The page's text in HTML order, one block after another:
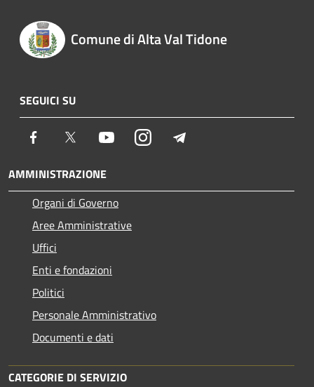
Comune di Alta Val Tidone
SEGUICI SU
Facebook Twitter YoutubeInstagram
AMMINISTRAZIONE
Organi di Governo
Aree Amministrative
Uffici
Enti e fondazioni
Politici
Personale Amministrativo
Documenti e dati
CATEGORIE DI SERVIZIO